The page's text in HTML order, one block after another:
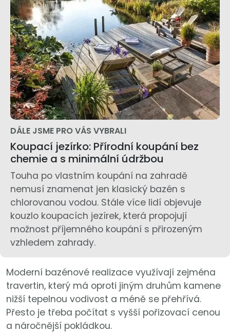
DÁLE JSME PRO VÁS VYBRALI
Koupací jezírko: Přírodní koupání bez
chemie a s minimální údržbou
Touha po vlastním koupání na zahradě
nemusí znamenat jen klasický bazén s
chlorovanou vodou. Stále více lidí objevuje
kouzlo koupacích jezírek, která propojují
možnost příjemného koupání s přirozeným
vzhledem zahrady.
Moderní bazénové realizace využívají zejména
travertin, který má oproti jiným druhům kamene
nižší tepelnou vodivost a méně se přehřívá.
Přesto je třeba počítat s vyšší pořizovací cenou
a náročnější pokládkou.